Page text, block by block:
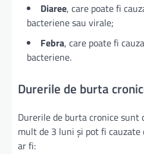
Diaree, care poate fi
bacteriene sau virale;
Febra, care poate fi
bacteriene.
Durerile de burta
Durerile de burta cronice sunt
mult de 3 luni și pot fi cauzate
ar fi: